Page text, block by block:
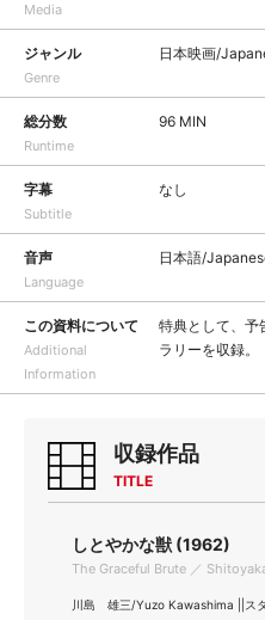
Media
ジャンル
Genre
日本映画/
総分数
Runtime
96 MIN
字幕
Subtitle
なし
音声
Language
日本語/
この資料について
Additional
Information
特典として、予
ラリーを収録。
収録作品
TITLE
しとやかな獣 (1962)
The Graceful Brute ／
川島 雄三/Yuzo Kawashima ||ス